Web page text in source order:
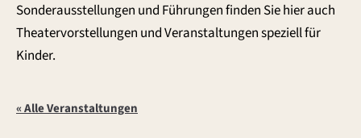
Sonderausstellungen und Führungen finden Sie hier auch
Theatervorstellungen und Veranstaltungen speziell für
Kinder.
« Alle Veranstaltungen